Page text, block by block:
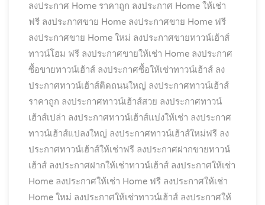
ลงประกาศ Home ราคาถูก ลงประกาศ Home ให้เช่า
ฟรี ลงประกาศขาย Home ลงประกาศขาย Home ฟรี
ลงประกาศขาย Home ใหม่ ลงประกาศขายทาวน์เฮ้าส์
ทาวน์โฮม ฟรี ลงประกาศขายให้เช่า Home ลงประกาศ
ซื้อขายทาวน์เฮ้าส์ ลงประกาศซื้อให้เช่าทาวน์เฮ้าส์ ลง
ประกาศทาวน์เฮ้าส์ติดถนนใหญ่ ลงประกาศทาวน์เฮ้าส์
ราคาถูก ลงประกาศทาวน์เฮ้าส์สวย ลงประกาศทาวน์
เฮ้าส์เปล่า ลงประกาศทาวน์เฮ้าส์แบ่งให้เช่า ลงประกาศ
ทาวน์เฮ้าส์แปลงใหญ่ ลงประกาศทาวน์เฮ้าส์ใหม่ฟรี ลง
ประกาศทาวน์เฮ้าส์ให้เช่าฟรี ลงประกาศฝากขายทาวน์
เฮ้าส์ ลงประกาศฝากให้เช่าทาวน์เฮ้าส์ ลงประกาศให้เช่า
Home ลงประกาศให้เช่า Home ฟรี ลงประกาศให้เช่า
Home ใหม่ ลงประกาศให้เช่าทาวน์เฮ้าส์ ลงประกาศให้